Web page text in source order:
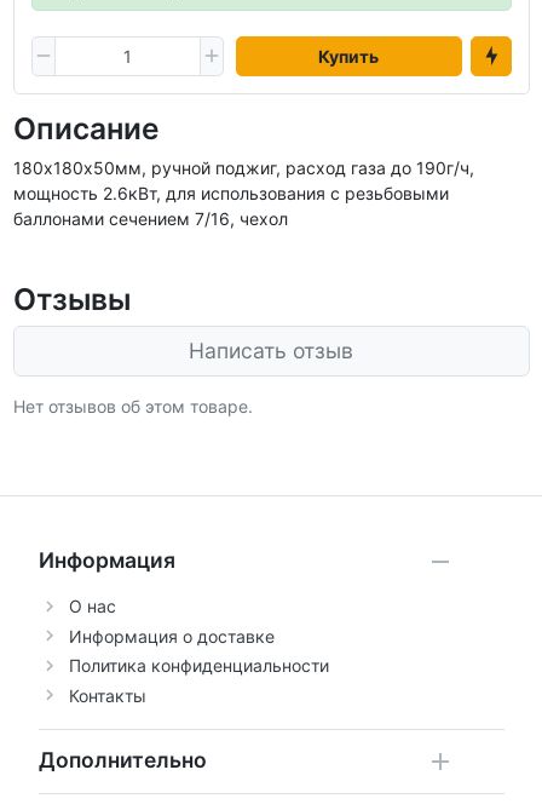
Купить
Описание
180х180х50мм, ручной поджиг, расход газа до 190г/ч,
мощность 2.6кВт, для использования с резьбовыми
баллонами сечением 7/16, чехол
Отзывы
Написать отзыв
Нет отзывов об этом товаре.
Информация
О нас
Информация о доставке
Политика конфиденциальности
Контакты
Дополнительно